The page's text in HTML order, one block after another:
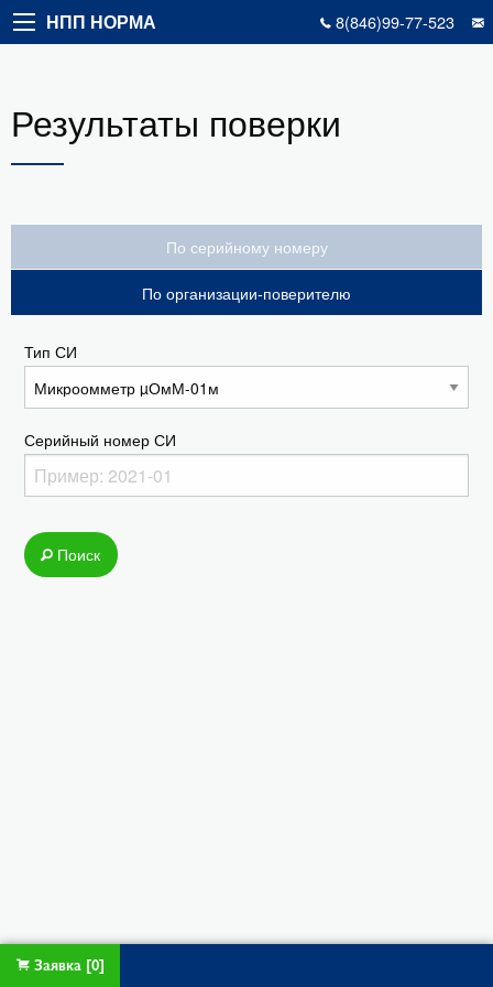
НПП НОРМА 8(846)99-77-523
Результаты поверки
По серийному номеру
По организации-поверителю
Тип СИ
Серийный номер СИ
Поиск
Заявка[0]